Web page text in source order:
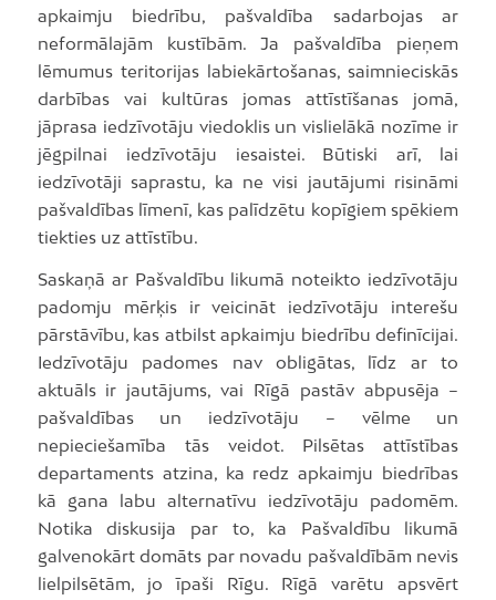
apkaimju biedrību, pašvaldība sadarbojas ar
neformālajām kustībām. Ja pašvaldība pieņem
lēmumus teritorijas labiekārtošanas, saimnieciskās
darbības vai kultūras jomas attīstīšanas jomā,
jāprasa iedzīvotāju viedoklis un vislielākā nozīme ir
jēgpilnai iedzīvotāju iesaistei. Būtiski arī, lai
iedzīvotāji saprastu, ka ne visi jautājumi risināmi
pašvaldības līmenī, kas palīdzētu kopīgiem spēkiem
tiekties uz attīstību.
Saskaņā ar Pašvaldību likumā noteikto iedzīvotāju
padomju mērķis ir veicināt iedzīvotāju interešu
pārstāvību, kas atbilst apkaimju biedrību definīcijai.
Iedzīvotāju padomes nav obligātas, līdz ar to
aktuāls ir jautājums, vai Rīgā pastāv abpusēja –
pašvaldības un iedzīvotāju – vēlme un
nepieciešamība tās veidot. Pilsētas attīstības
departaments atzina, ka redz apkaimju biedrības
kā gana labu alternatīvu iedzīvotāju padomēm.
Notika diskusija par to, ka Pašvaldību likumā
galvenokārt domāts par novadu pašvaldībām nevis
lielpilsētām, jo īpaši Rīgu. Rīgā varētu apsvērt